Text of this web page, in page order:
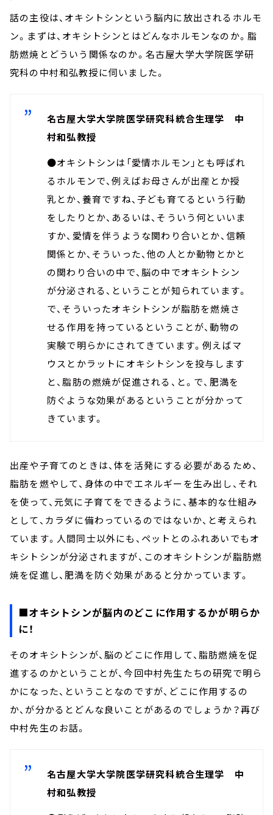
話の主役は、オキシトシンという脳内に放出されるホルモ
ン。まずは、オキシトシンとはどんなホルモンなのか。脂
肪燃焼とどういう関係なのか。名古屋大学大学院医学研
究科の中村和弘教授に伺いました。
名古屋大学大学院医学研究科統合生理学 中
村和弘教授
●オキシトシンは「愛情ホルモン」とも呼ばれ
るホルモンで、例えばお母さんが出産とか授
乳とか、養育ですね、子ども育てるという行動
をしたりとか、あるいは、そういう何といいま
すか、愛情を伴うような関わり合いとか、信頼
関係とか、そういった、他の人とか動物とかと
の関わり合いの中で、脳の中でオキシトシン
が分泌される、ということが知られています。
で、そういったオキシトシンが脂肪を燃焼さ
せる作用を持っているということが、動物の
実験で明らかにされてきています。例えばマ
ウスとかラットにオキシトシンを投与します
と、脂肪の燃焼が促進される、と。で、肥満を
防ぐような効果があるということが分かって
きています。
出産や子育てのときは、体を活発にする必要があるため、
脂肪を燃やして、身体の中でエネルギーを生み出し、それ
を使って、元気に子育てをできるように、基本的な仕組み
として、カラダに備わっているのではないか、と考えられ
ています。人間同士以外にも、ペットとのふれあいでもオ
キシトシンが分泌されますが、このオキシトシンが脂肪燃
焼を促進し、肥満を防ぐ効果があると分かっています。
■オキシトシンが脳内のどこに作用するかが明らか
に！
そのオキシトシンが、脳のどこに作用して、脂肪燃焼を促
進するのかということが、今回中村先生たちの研究で明ら
かになった、ということなのですが、どこに作用するの
か、が分かるとどんな良いことがあるのでしょうか？再び
中村先生のお話。
名古屋大学大学院医学研究科統合生理学 中
村和弘教授